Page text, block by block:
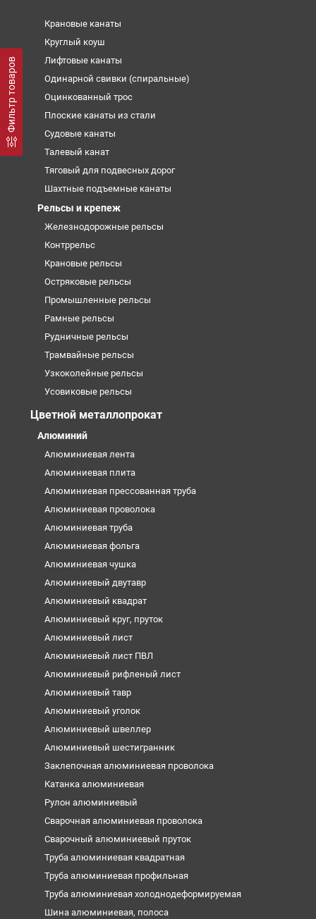
Фильтр товаров
Крановые канаты
Круглый коуш
Лифтовые канаты
Одинарной свивки (спиральные)
Оцинкованный трос
Плоские канаты из стали
Судовые канаты
Талевый канат
Тяговый для подвесных дорог
Шахтные подъемные канаты
Рельсы и крепеж
Железнодорожные рельсы
Контррельс
Крановые рельсы
Остряковые рельсы
Промышленные рельсы
Рамные рельсы
Рудничные рельсы
Трамвайные рельсы
Узкоколейные рельсы
Усовиковые рельсы
Цветной металлопрокат
Алюминий
Алюминиевая лента
Алюминиевая плита
Алюминиевая прессованная труба
Алюминиевая проволока
Алюминиевая труба
Алюминиевая фольга
Алюминиевая чушка
Алюминиевый двутавр
Алюминиевый квадрат
Алюминиевый круг, пруток
Алюминиевый лист
Алюминиевый лист ПВЛ
Алюминиевый рифленый лист
Алюминиевый тавр
Алюминиевый уголок
Алюминиевый швеллер
Алюминиевый шестигранник
Заклепочная алюминиевая проволока
Катанка алюминиевая
Рулон алюминиевый
Сварочная алюминиевая проволока
Сварочный алюминиевый пруток
Труба алюминиевая квадратная
Труба алюминиевая профильная
Труба алюминиевая холоднодеформируемая
Шина алюминиевая, полоса